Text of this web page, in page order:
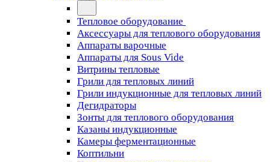
Тепловое оборудование
Аксессуары для теплового оборудования
Аппараты варочные
Аппараты для Sous Vide
Витрины тепловые
Грили для тепловых линий
Грили индукционные для тепловых линий
Дегидраторы
Зонты для теплового оборудования
Казаны индукционные
Камеры ферментационные
Коптильни